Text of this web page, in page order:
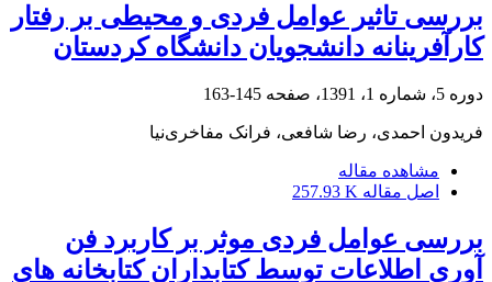
بررسی تاثیر عوامل فردی و محیطی بر رفتار
کارآفرینانه دانشجویان دانشگاه کردستان
دوره 5، شماره 1، 1391، صفحه 145-163
فریدون احمدی، رضا شافعی، فرانک مفاخری‌نیا
مشاهده مقاله
اصل مقاله 257.93 K
بررسی عوامل فردی موثر بر کاربرد فن
آوری اطلاعات توسط کتابداران کتابخانه های